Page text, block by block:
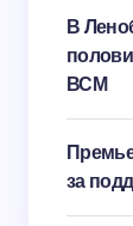
В
ВСМ
за